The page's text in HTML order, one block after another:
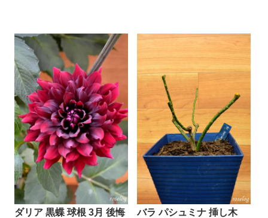
ダリア 黒蝶 球根 3月 後悔
バラ パシュミナ 挿し木